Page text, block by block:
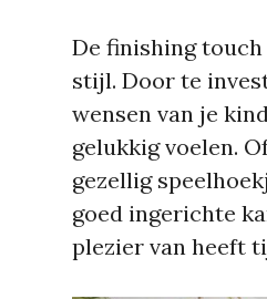
De finishing
stijl. Door te
wensen van je
gelukkig voelen.
gezellig
goed ingerichte
plezier van heeft